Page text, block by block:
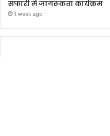
सफारी में जागरूकता कार्यक्रम
1 week ago